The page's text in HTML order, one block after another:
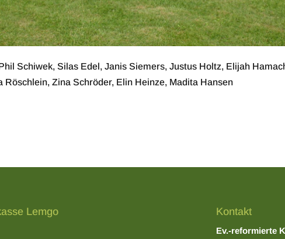
Schiwek, Silas Edel, Janis Siemers, Justus Holtz, Elijah
Röschlein, Zina Schröder, Elin Heinze, Madita Hansen
Lemgo Kontakt
Ev.-reformierte